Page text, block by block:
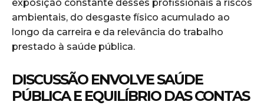
exposição constante desses profissionais a riscos
ambientais, do desgaste físico acumulado ao
longo da carreira e da relevância do trabalho
prestado à saúde pública.
DISCUSSÃO ENVOLVE SAÚDE
PÚBLICA E EQUILÍBRIO DAS CONTAS